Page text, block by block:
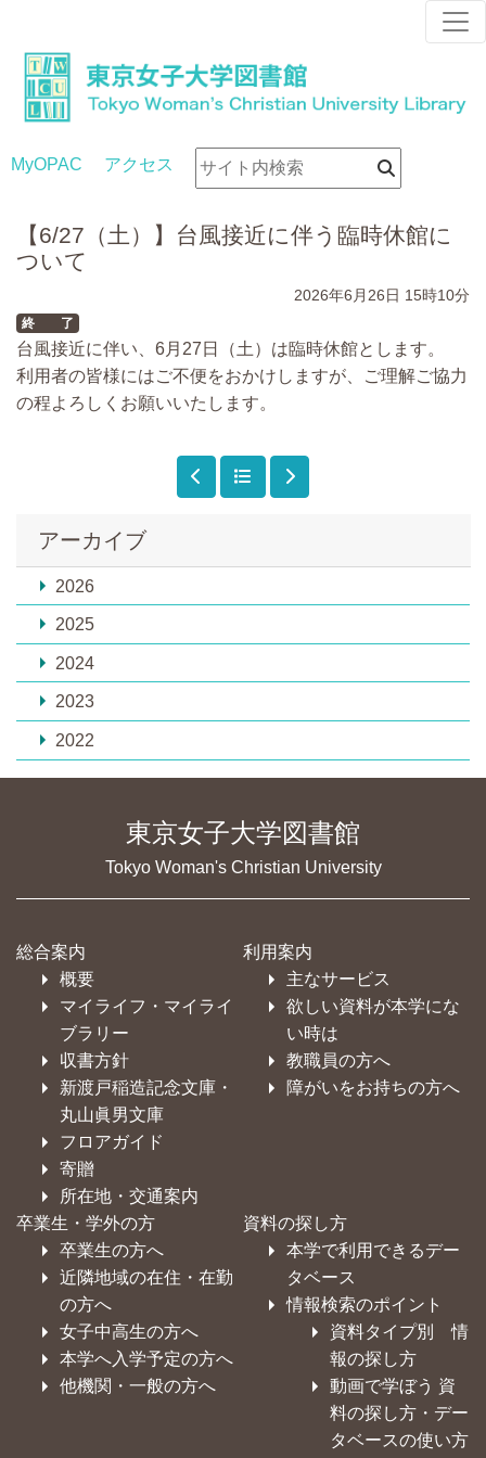
MyOPAC アクセス
アーカイブ
2026
2025
2024
2023
2022
【6/27（土）】台風接近に伴う臨時休館に
ついて
2026年6月26日 15時10分
終 了
台風接近に伴い、6月27日（土）は臨時休館とします。
利用者の皆様にはご不便をおかけしますが、ご理解ご協力
の程よろしくお願いいたします。
東京女子大学図書館
Tokyo Woman's Christian University
総合案内
概要
マイライフ・マイライ
ブラリー
収書方針
新渡戸稲造記念文庫・
丸山眞男文庫
フロアガイド
寄贈
所在地・交通案内
利用案内
主なサービス
欲しい資料が本学にな
い時は
教職員の方へ
障がいをお持ちの方へ
卒業生・学外の方
卒業生の方へ
近隣地域の在住・在勤
の方へ
女子中高生の方へ
本学へ入学予定の方へ
他機関・一般の方へ
資料の探し方
本学で利用できるデー
タベース
情報検索のポイント
資料タイプ別 情
報の探し方
動画で学ぼう 資
料の探し方・デー
タベースの使い方